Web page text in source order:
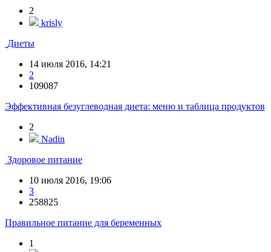
2
krisly
Диеты
14 июля 2016, 14:21
2
109087
Эффективная безуглеводная диета: меню и таблица продуктов
2
Nadin
Здоровое питание
10 июля 2016, 19:06
3
258825
Правильное питание для беременных
1